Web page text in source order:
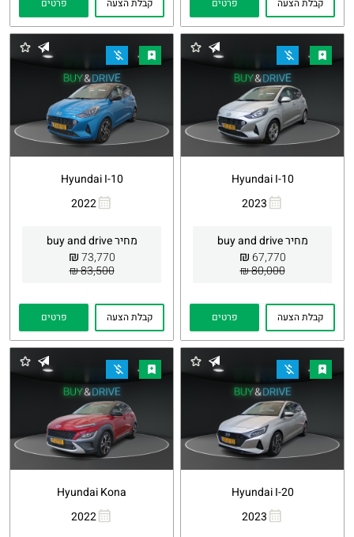
קבלת הצעה פרטים קבלת הצעה פרטים
Hyundai I-10
2023
מחיר buy and drive
67,770
₪
80,000 ₪
Whatsapp
קבלת הצעה פרטים
Hyundai I-10
2022
מחיר buy and drive
73,770
₪
83,500 ₪
Whatsapp
קבלת הצעה פרטים
Hyundai I-20
2023
Whatsapp
Hyundai Kona
2022
Whatsapp